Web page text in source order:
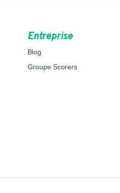
Entreprise
Blog
Groupe Scorers